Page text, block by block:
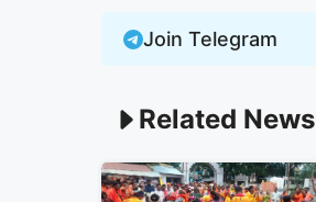
Join Telegram
Related News